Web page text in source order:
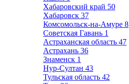
Хабаровский край 50
Хабаровск 37
Комсомольск-на-Амуре 8
Советская Гавань 1
Астраханская область 47
Астрахань 36
Знаменск 1
Нур-Султан 43
Тульская область 42